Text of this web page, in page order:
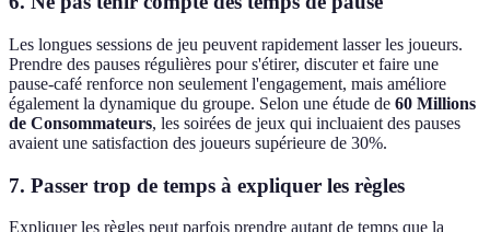
Les longues sessions de jeu peuvent rapidement lasser les joueurs.
Prendre des pauses régulières pour s'étirer, discuter et faire une
pause-café renforce non seulement l'engagement, mais améliore
également la dynamique du groupe. Selon une étude de 60 Millions
de Consommateurs, les soirées de jeux qui incluaient des pauses
avaient une satisfaction des joueurs supérieure de 30%.
7. Passer trop de temps à expliquer les règles
Expliquer les règles peut parfois prendre autant de temps que la